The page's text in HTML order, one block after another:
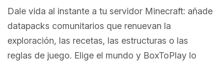
Dale vida al instante a tu servidor Minecraft: añade
datapacks comunitarios que renuevan la
exploración, las recetas, las estructuras o las
reglas de juego. Elige el mundo y BoxToPlay lo